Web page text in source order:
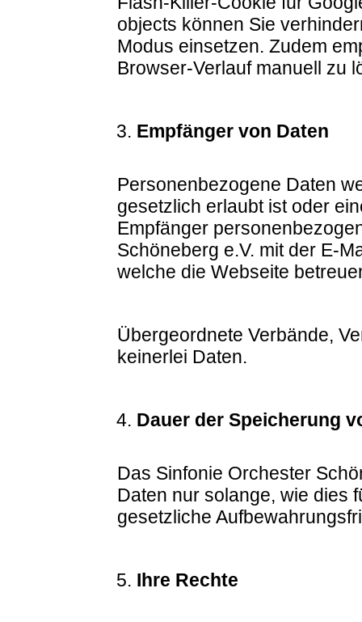
objects können Sie
Modus einsetzen. Zudem
Browser-Verlauf manuell zu
Empfänger von Daten
Personenbezogene Daten
gesetzlich erlaubt ist oder
Empfänger
Schöneberg e.V. mit der E-
welche die Webseite
Übergeordnete Verbände,
keinerlei Daten.
Dauer der Speicherung
Das Sinfonie Orchester
Daten nur solange, wie dies
gesetzliche
Ihre Rechte